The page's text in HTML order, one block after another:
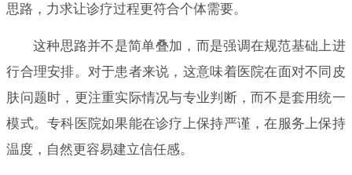
思路，力求让诊疗过程更符合个体需要。
这种思路并不是简单叠加，而是强调在规范基础上进
行合理安排。对于患者来说，这意味着医院在面对不同皮
肤问题时，更注重实际情况与专业判断，而不是套用统一
模式。专科医院如果能在诊疗上保持严谨，在服务上保持
温度，自然更容易建立信任感。